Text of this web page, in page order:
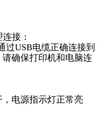
接：
过USB电缆正确连接到
确保打印机和电脑连
电源指示灯正常亮